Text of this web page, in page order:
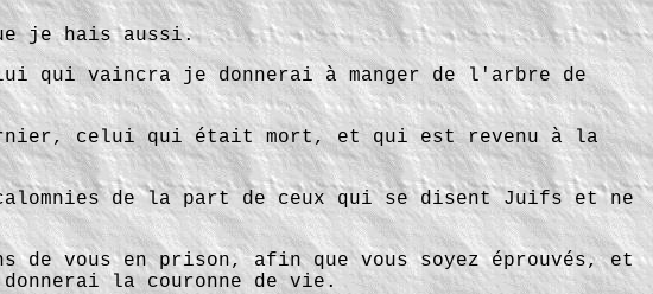
je hais aussi.
qui vaincra je donnerai à manger de l'arbre de
celui qui était mort, et qui est revenu à la
de la part de ceux qui se disent Juifs et ne
vous en prison, afin que vous soyez éprouvés, et
la couronne de vie.